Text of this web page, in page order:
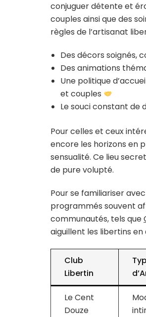
conjuguer détente et
couples ainsi que des
règles de l’artisanat
Des décors soignés,
Des animations
Une politique
et couples
Le souci constant de
Pour celles et ceux
encore les horizons en
sensualité. Ce lieu
de pure volupté.
Pour se familiariser
programmés souvent
communautés, tels que
aiguillent les libertins
Club
Libertin
Le Cent
Douze